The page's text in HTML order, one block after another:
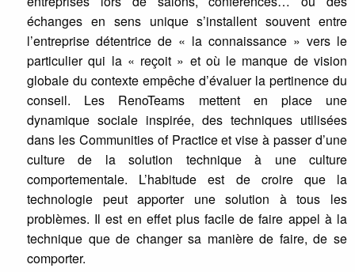
échanges en sens unique s’installent souvent entre
l’entreprise détentrice de « la connaissance » vers le
particulier qui la « reçoit » et où le manque de vision
globale du contexte empêche d’évaluer la pertinence du
conseil. Les RenoTeams mettent en place une
dynamique sociale inspirée, des techniques utilisées
dans les Communities of Practice et vise à passer d’une
culture de la solution technique à une culture
comportementale. L’habitude est de croire que la
technologie peut apporter une solution à tous les
problèmes. Il est en effet plus facile de faire appel à la
technique que de changer sa manière de faire, de se
comporter.